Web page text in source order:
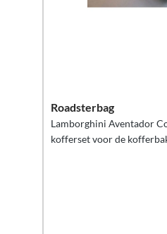
Roadsterbag
Lamborghini Aventador
kofferset voor de